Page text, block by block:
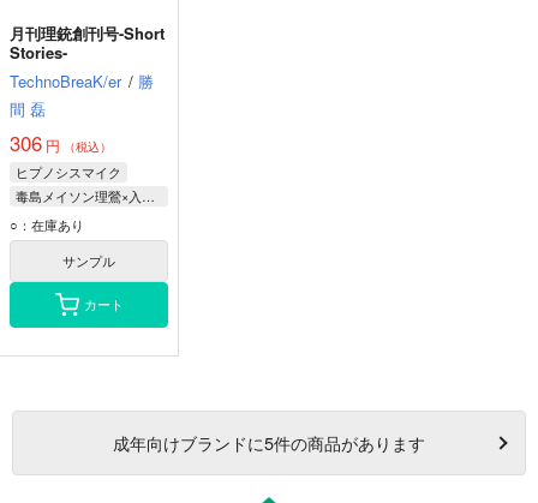
月刊理銃創刊号-Short
Stories-
TechnoBreaK/er / 勝
間 磊
306 円 （税込）
ヒプノシスマイク
毒島メイソン理鶯×入間銃兎
毒島メイソン理鶯
入間銃兎
碧棺左馬刻
○：在庫あり
サンプル
カート
成年向けブランドに5件の商品があります